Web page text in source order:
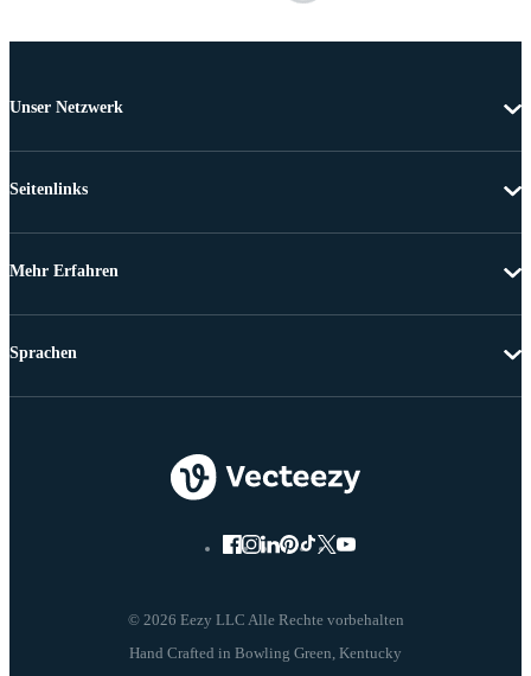
Unser Netzwerk
Seitenlinks
Mehr Erfahren
© 2026 Eezy LLC Alle Rechte vorbehalten
Sprachen